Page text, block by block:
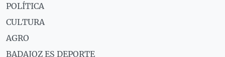
POLÍTICA
CULTURA
AGRO
BADAJOZ ES DEPORTE